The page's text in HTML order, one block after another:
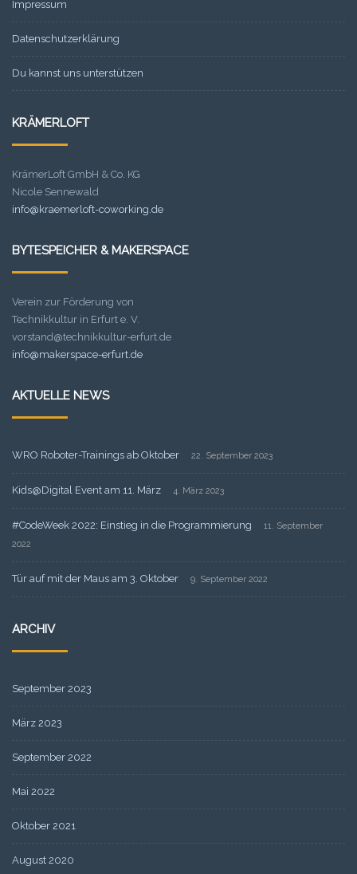
Impressum
Datenschutzerklärung
Du kannst uns unterstützen
KRÄMERLOFT
KrämerLoft GmbH & Co. KG
Nicole Sennewald
info@kraemerloft-coworking.de
BYTESPEICHER & MAKERSPACE
Verein zur Förderung von
Technikkultur in Erfurt e. V.
vorstand@technikkultur-erfurt.de
info@makerspace-erfurt.de
AKTUELLE NEWS
WRO Roboter-Trainings ab Oktober 22. September 2023
Kids@Digital Event am 11. März 4. März 2023
#CodeWeek 2022: Einstieg in die Programmierung
11. September
2022
Tür auf mit der Maus am 3. Oktober 9. September 2022
ARCHIV
September 2023
März 2023
September 2022
Mai 2022
Oktober 2021
August 2020